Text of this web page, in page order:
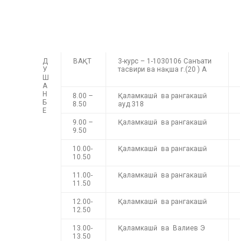
Д
У
Ш
А
Н
Б
Е
ВАҚТ
3-курс – 1-1030106 Санъати
тасвири ва нақша г.(20 ) А
8.00 –
8.50
Қаламкашӣ ва рангакашӣ
ауд.318
9.00 –
9.50
Қаламкашӣ ва рангакашӣ
10.00-
10.50
Қаламкашӣ ва рангакашӣ
11.00-
11.50
Қаламкашӣ ва рангакашӣ
12.00-
12.50
Қаламкашӣ ва рангакашӣ
13.00-
13.50
Қаламкашӣ ва Валиев Э